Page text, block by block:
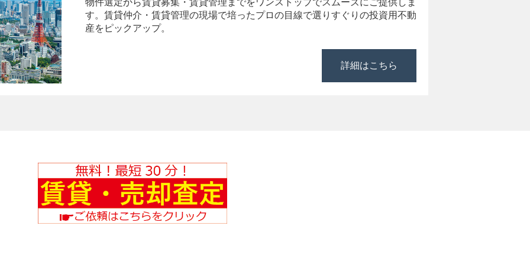
物件選定から賃貸募集・賃貸管理までをワンストップでスムーズにご提供しま
す。賃貸仲介・賃貸管理の現場で培ったプロの目線で選りすぐりの投資用不動
産をピックアップ。
詳細はこちら